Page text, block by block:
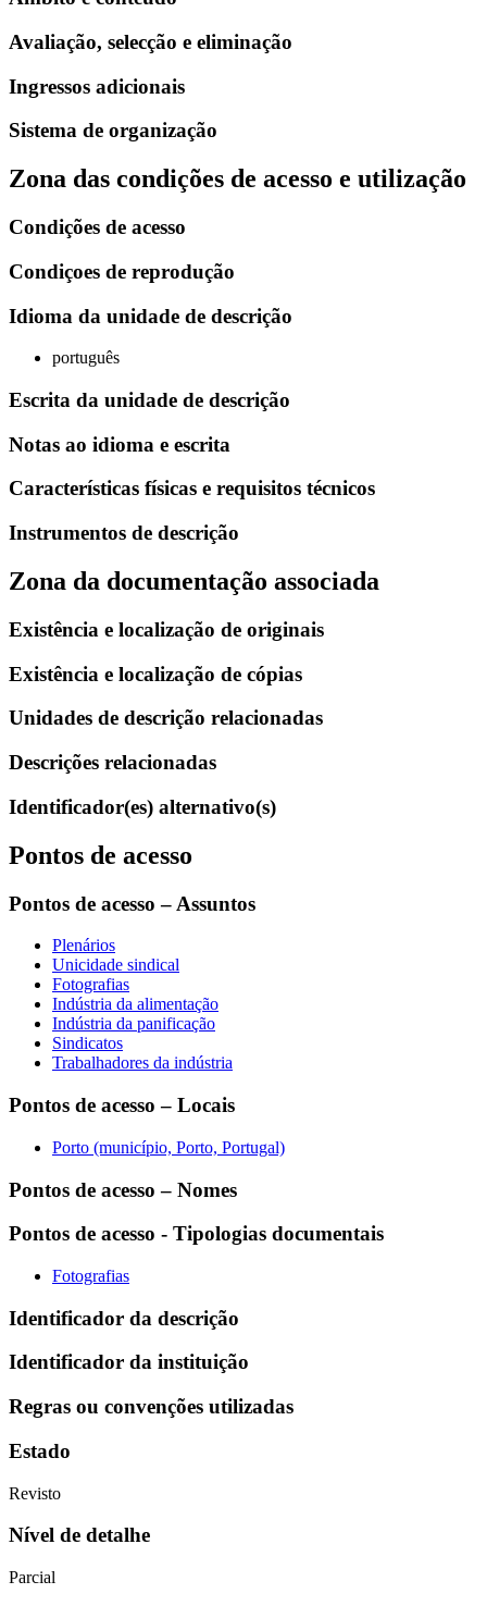
Avaliação, selecção e eliminação
Ingressos adicionais
Sistema de organização
Zona das condições de acesso e utilização
Condições de acesso
Condiçoes de reprodução
Idioma da unidade de descrição
português
Escrita da unidade de descrição
Notas ao idioma e escrita
Características físicas e requisitos técnicos
Instrumentos de descrição
Zona da documentação associada
Existência e localização de originais
Existência e localização de cópias
Unidades de descrição relacionadas
Descrições relacionadas
Identificador(es) alternativo(s)
Pontos de acesso
Pontos de acesso – Assuntos
Plenários
Unicidade sindical
Fotografias
Indústria da alimentação
Indústria da panificação
Sindicatos
Trabalhadores da indústria
Pontos de acesso – Locais
Porto (município, Porto, Portugal)
Pontos de acesso – Nomes
Pontos de acesso - Tipologias documentais
Fotografias
Identificador da descrição
Identificador da instituição
Regras ou convenções utilizadas
Estado
Revisto
Nível de detalhe
Parcial